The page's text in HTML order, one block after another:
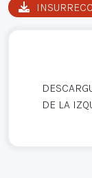
DE LA